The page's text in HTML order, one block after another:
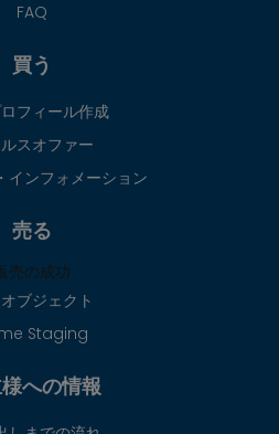
FAQ
買う
フィール作成
スオファー
インフォメーション
売る
売の成功
ブジェクト
Staging
への情報